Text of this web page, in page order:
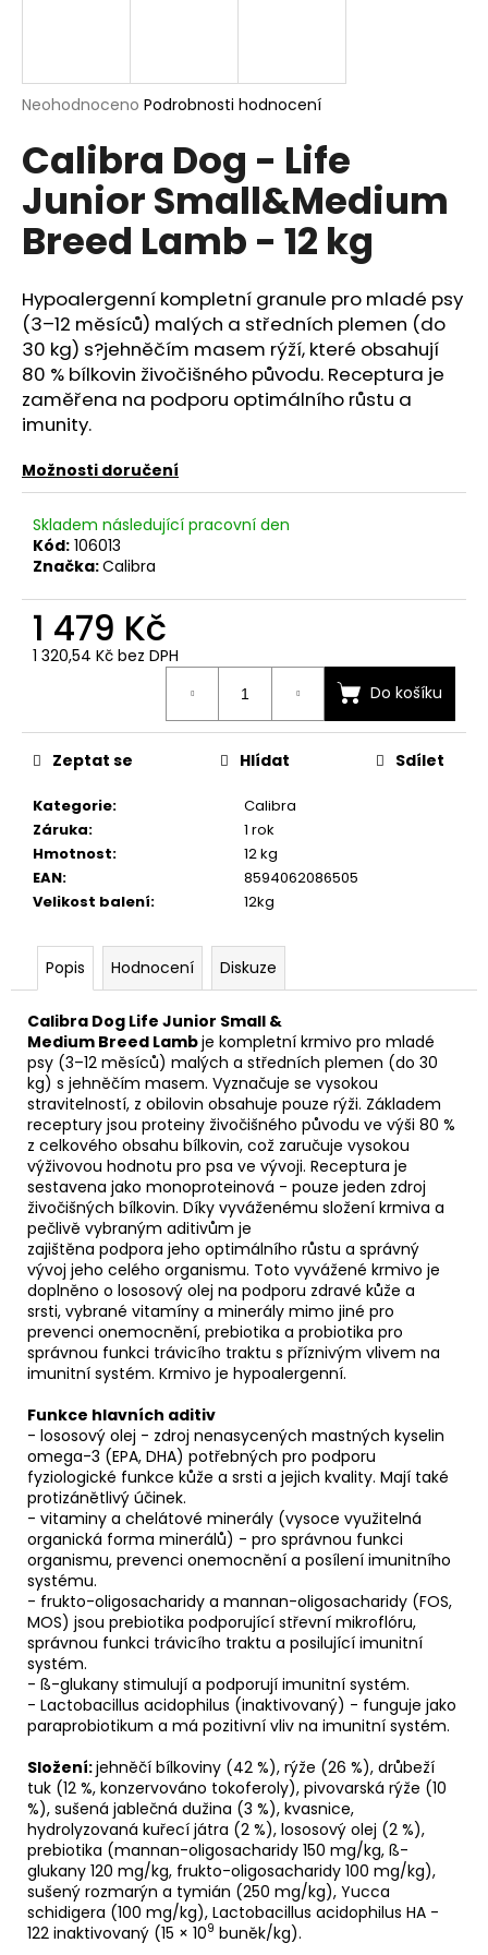
Průměrné
produktu
je
0,0
z
5
hvězdiček.
Neohodnoceno Podrobnosti hodnocení
Calibra Dog - Life
Junior Small&Medium
Breed Lamb - 12 kg
Hypoalergenní kompletní granule pro mladé psy
(3–12 měsíců) malých a středních plemen (do
30 kg) s?jehněčím masem rýží, které obsahují
80 % bílkovin živočišného původu. Receptura je
zaměřena na podporu optimálního růstu a
imunity.
Možnosti doručení
Skladem následující pracovní den
Kód: 106013
Značka:Calibra
1 479 Kč
1 320,54 Kč bez DPH
Do košíku
Kategorie:
Calibra
Záruka:
1 rok
Hmotnost:
12 kg
EAN:
8594062086505
Velikost balení: 12kg
Zeptat se Hlídat Sdílet
Popis Hodnocení Diskuze
Calibra Dog Life Junior Small &
Medium Breed Lambje kompletní krmivo pro mladé
psy (3–12 měsíců) malých a středních plemen (do 30
kg) s jehněčím masem. Vyznačuje se vysokou
stravitelností, z obilovin obsahuje pouze rýži. Základem
receptury jsou proteiny živočišného původu ve výši 80 %
z celkového obsahu bílkovin, což zaručuje vysokou
výživovou hodnotu pro psa ve vývoji. Receptura je
sestavena jako monoproteinová - pouze jeden zdroj
živočišných bílkovin. Díky vyváženému složení krmiva a
pečlivě vybraným aditivům je
zajištěna podpora jeho optimálního růstu a správný
vývoj jeho celého organismu. Toto vyvážené krmivo je
doplněno o lososový olej na podporu zdravé kůže a
srsti, vybrané vitamíny a minerály mimo jiné pro
prevenci onemocnění, prebiotika a probiotika pro
správnou funkci trávicího traktu s příznivým vlivem na
imunitní systém. Krmivo je hypoalergenní.
Funkce hlavních aditiv
- lososový olej - zdroj nenasycených mastných kyselin
omega-3 (EPA, DHA) potřebných pro podporu
fyziologické funkce kůže a srsti a jejich kvality. Mají také
protizánětlivý účinek.
- vitaminy a chelátové minerály (vysoce využitelná
organická forma minerálů) - pro správnou funkci
organismu, prevenci onemocnění a posílení imunitního
systému.
- frukto-oligosacharidy a mannan-oligosacharidy (FOS,
MOS) jsou prebiotika podporující střevní mikroflóru,
správnou funkci trávicího traktu a posilující imunitní
systém.
- ß-glukany stimulují a podporují imunitní systém.
- Lactobacillus acidophilus (inaktivovaný) - funguje jako
paraprobiotikum a má pozitivní vliv na imunitní systém.
Složení:jehněčí bílkoviny (42 %), rýže (26 %), drůbeží
tuk (12 %, konzervováno tokoferoly), pivovarská rýže (10
%), sušená jablečná dužina (3 %), kvasnice,
hydrolyzovaná kuřecí játra (2 %), lososový olej (2 %),
prebiotika (mannan-oligosacharidy 150 mg/kg, ß-
glukany 120 mg/kg, frukto-oligosacharidy 100 mg/kg),
sušený rozmarýn a tymián (250 mg/kg), Yucca
schidigera (100 mg/kg), Lactobacillus acidophilus HA -
122 inaktivovaný (15 × 109 buněk/kg).
í
t
?
HLEDAT
D
o
p
o
u
č
u
e
e